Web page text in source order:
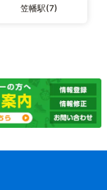
笠幡駅(7)